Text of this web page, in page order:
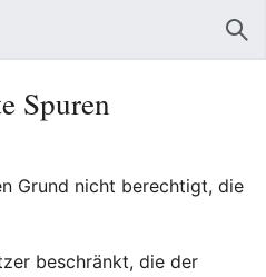
Spuren
Grund nicht berechtigt, die
beschränkt, die der